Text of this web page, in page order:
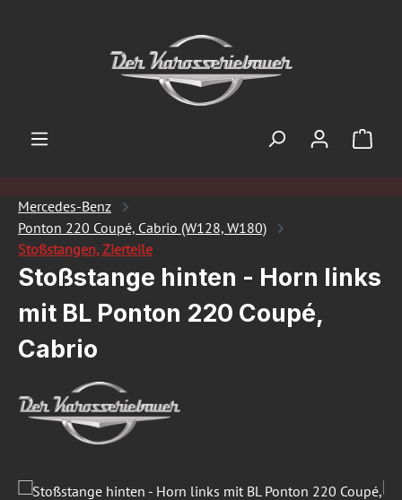
Mercedes-Benz
Ponton 220 Coupé, Cabrio (W128, W180)
Stoßstangen, Zierteile
Stoßstange hinten - Horn links
mit BL Ponton 220 Coupé,
Cabrio
Bildergalerie überspringen